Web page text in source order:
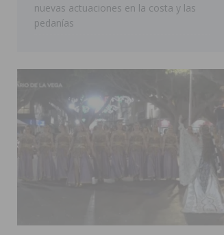
nuevas actuaciones en la costa y las
pedanías